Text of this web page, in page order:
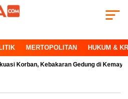
MERTOPOLITAN HUKUM &
Kebakaran Gedung di Kemayoran